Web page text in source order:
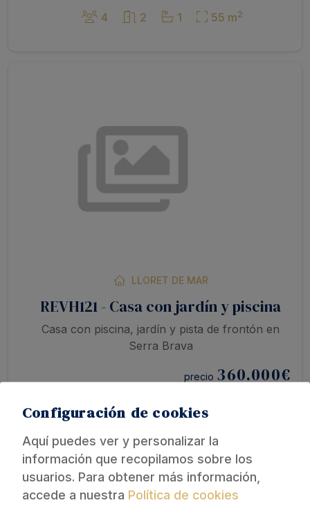
4 2 1 55 m2
LLORET DE MAR
REVH121 - Casa con jardín y piscina
Casa con piscina, jardín y pista de frontón en
Serra Brava
precio 360.000€
9 5 2
Configuración de cookies
Aquí puedes ver y personalizar la
información que recopilamos sobre los
usuarios. Para obtener más información,
accede a nuestra Política de cookies